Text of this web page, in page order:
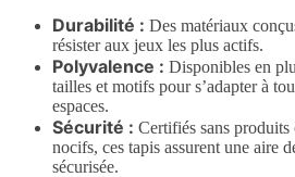
Durabilité : Des matériaux
résister aux jeux les plus actifs.
Polyvalence : Disponibles en
tailles et motifs pour s’adapter à
espaces.
Sécurité : Certifiés sans produits
nocifs, ces tapis assurent une aire
sécurisée.